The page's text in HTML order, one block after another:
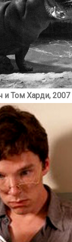
и Том Харди, 2007